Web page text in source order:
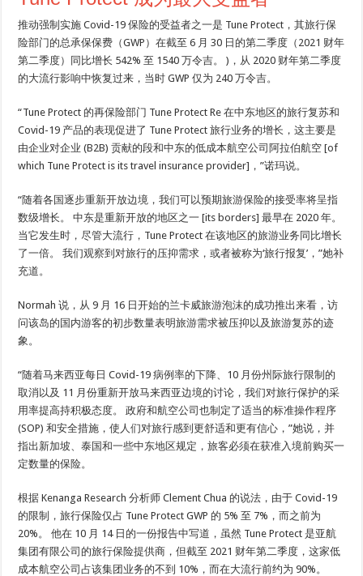
推动强制实施 Covid-19 保险的受益者之一是 Tune Protect，其旅行保
险部门的总承保保费（GWP）在截至 6 月 30 日的第二季度（2021 财年
第二季度）同比增长 542% 至 1540 万令吉。 )，从 2020 财年第二季度
的大流行影响中恢复过来，当时 GWP 仅为 240 万令吉。
“Tune Protect 的再保险部门 Tune Protect Re 在中东地区的旅行复苏和
Covid-19 产品的表现促进了 Tune Protect 旅行业务的增长，这主要是
由企业对企业 (B2B) 贡献的段和中东的低成本航空公司阿拉伯航空 [of
which Tune Protect is its travel insurance provider]，”诺玛说。
“随着各国逐步重新开放边境，我们可以预期旅游保险的接受率将呈指
数级增长。 中东是重新开放的地区之一 [its borders] 最早在 2020 年。
当它发生时，尽管大流行，Tune Protect 在该地区的旅游业务同比增长
了一倍。 我们观察到对旅行的压抑需求，或者被称为‘旅行报复’，”她补
充道。
Normah 说，从 9 月 16 日开始的兰卡威旅游泡沫的成功推出来看，访
问该岛的国内游客的初步数量表明旅游需求被压抑以及旅游复苏的迹
象。
“随着马来西亚每日 Covid-19 病例率的下降、10 月份州际旅行限制的
取消以及 11 月份重新开放马来西亚边境的讨论，我们对旅行保护的采
用率提高持积极态度。 政府和航空公司也制定了适当的标准操作程序
(SOP) 和安全措施，使人们对旅行感到更舒适和更有信心，”她说，并
指出新加坡、泰国和一些中东地区规定，旅客必须在获准入境前购买一
定数量的保险。
根据 Kenanga Research 分析师 Clement Chua 的说法，由于 Covid-19
的限制，旅行保险仅占 Tune Protect GWP 的 5% 至 7%，而之前为
20%。 他在 10 月 14 日的一份报告中写道，虽然 Tune Protect 是亚航
集团有限公司的旅行保险提供商，但截至 2021 财年第二季度，这家低
成本航空公司占该集团业务的不到 10%，而在大流行前约为 90%。